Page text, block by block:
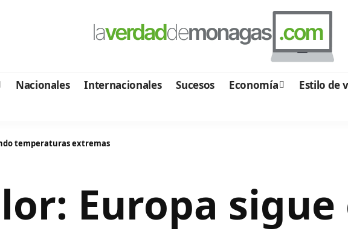
Nacionales Internacionales Sucesos Economía Estilo de
temperaturas extremas
Europa